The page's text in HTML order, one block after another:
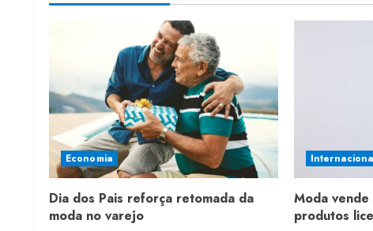
Economia
Dia dos Pais reforça retomada da
moda no varejo
Moda
produtos